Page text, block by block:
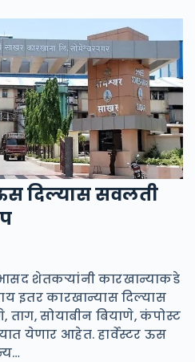
दिल्यास सवलती
शेतकऱ्यांनी कारखान्याकडे
इतर कारखान्यास दिल्यास
सोयाबीन बियाणे, कंपोस्ट
येणार आहेत. हार्वेस्टर ऊस